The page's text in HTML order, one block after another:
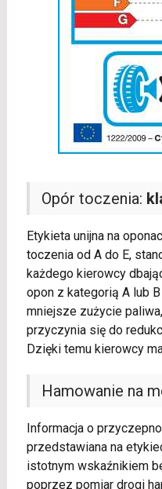
Opór toczenia:
Etykieta unijna na
toczenia od A do E,
każdego kierowcy
opon z kategorią A lub
mniejsze zużycie
przyczynia się do
Dzięki temu kierowcy
Hamowanie na
Informacja o
przedstawiana na
istotnym wskaźnikiem
poprzez pomiar drogi